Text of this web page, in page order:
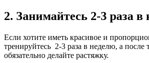
2. Занимайтесь 2-3 раза в
Если хотите иметь красивое и
тренируйтесь 2-3 раза в неделю, а после
обязательно делайте растяжку.